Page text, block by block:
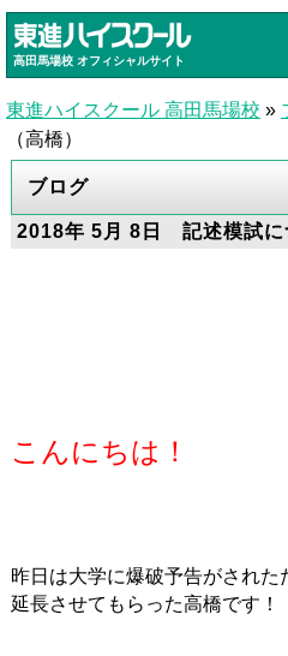
高田馬場校 オフィシャルサイト
東進ハイスクール 高田馬場校 »
（高橋）
ブログ
2018年 5月 8日 記述模試に
こんにちは！
昨日は大学に爆破予告がされた
延長させてもらった高橋です！